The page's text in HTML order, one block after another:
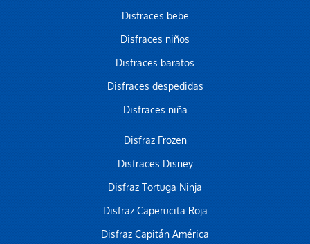
Disfraces bebe
Disfraces niños
Disfraces baratos
Disfraces despedidas
Disfraces niña
Disfraz Frozen
Disfraces Disney
Disfraz Tortuga Ninja
Disfraz Caperucita Roja
Disfraz Capitán América